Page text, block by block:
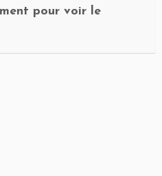
pour voir le